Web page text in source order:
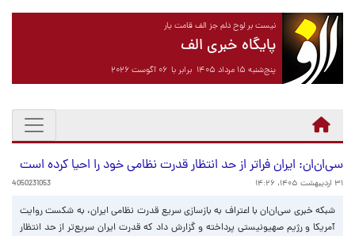
نیست بر لوح دلم جز الف قامت یار
پایگاه خبری الف
پنج‌شنبه ۱۵ مرداد ۱۴۰۵ برابر با ۰۶ آگوست ۲۰۲۶
سی‌ان‌ان: ایران فراتر از حد انتظار قدرت نظامی خود را احیا کرده است
۳۱ اردیبهشت ۱۴۰۵، ۱۴:۲۶ 4050231053
شبکه خبری سی‌ان‌ان با اعتراف به بازسازی سریع قدرت نظامی ایران، به شکست روایت
آمریکا و رژیم صهیونیستی پرداخته و گزارش داد که قدرت ایران سریع‌تر از حد انتظار